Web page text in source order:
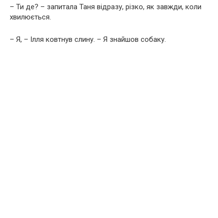
– Ти де? – запитала Таня відразу, різко, як завжди, коли
хвилюється.
– Я, – Ілля ковтнув слину. – Я знайшов собаку.